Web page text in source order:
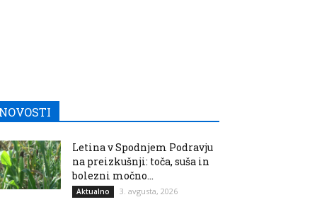
Letina v Spodnjem Podravju
na preizkušnji: toča, suša in
bolezni močno...
Aktualno 3. avgusta, 2026